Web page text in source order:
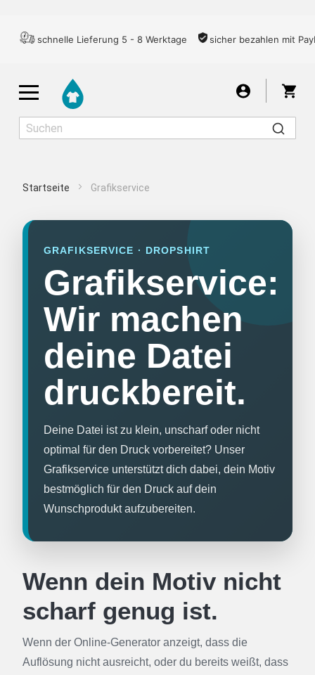
schnelle Lieferung 5 - 8 Werktage sicher bezahlen mit
T-SHIRTS
LONGSLEEVES
POLOSHIRTS
BABYKLEIDUNG
GESCHENKE
MARKEN
BIO-BAUMWOLLE
BADELATSCHEN
DTF BOGEN
Startseite Grafikservice
GRAFIKSERVICE · DROPSHIRT
Grafikservice:
Wir machen
deine Datei
druckbereit.
Deine Datei ist zu klein, unscharf oder nicht
optimal für den Druck vorbereitet? Unser
Grafikservice unterstützt dich dabei, dein Motiv
bestmöglich für den Druck auf dein
Wunschprodukt aufzubereiten.
Wenn dein Motiv nicht
scharf genug ist.
Wenn der Online-Generator anzeigt, dass die
Auflösung nicht ausreicht, oder du bereits weißt, dass